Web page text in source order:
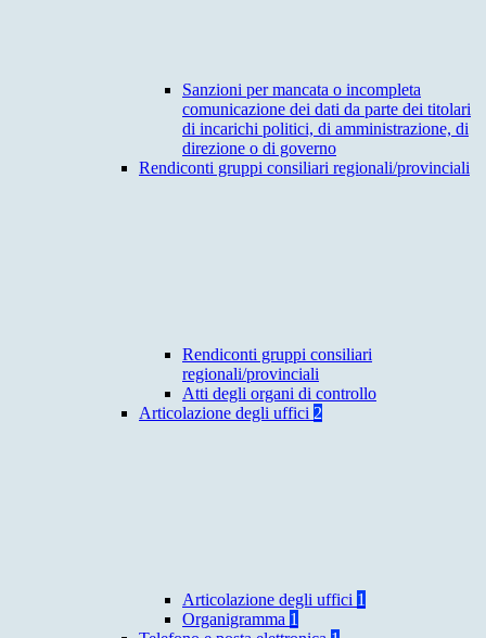
Sanzioni per mancata o incompleta
comunicazione dei dati da parte dei titolari
di incarichi politici, di amministrazione, di
direzione o di governo
Rendiconti gruppi consiliari regionali/provinciali
Rendiconti gruppi consiliari
regionali/provinciali
Atti degli organi di controllo
Articolazione degli uffici 2
Articolazione degli uffici 1
Organigramma 1